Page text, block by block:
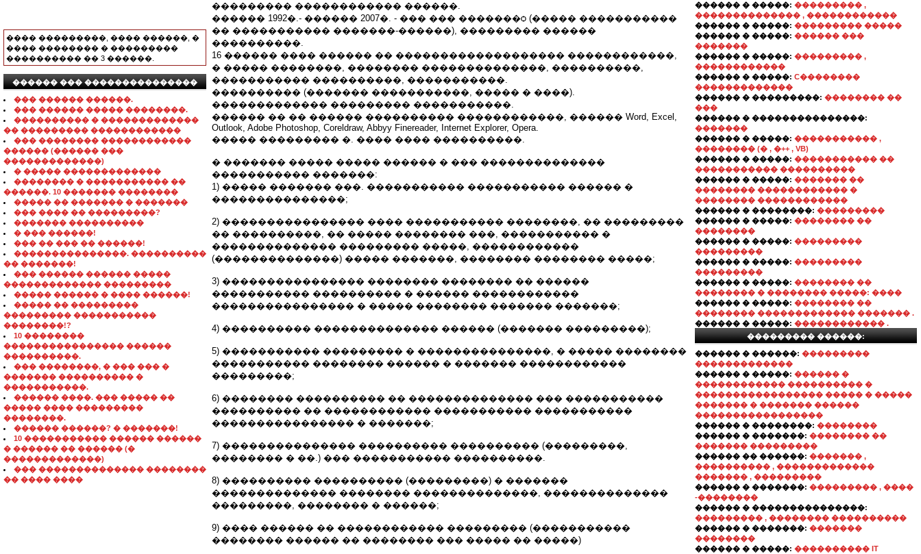
���� ���������, ���� ������, �
���� �������� � ���������
���������� �� 3 ������.
������ ��� ���������������
��� ������ ������.
��� ������ ����� ��������.
���������� � �������������
�� ��������� ������������
��� �������� ������������
������ (������ ���
�������������)
� ����� �������������
�������� � ����������� ��
������. 10 ������� ��������
����� �� ������� � �������
��� ���� �� ���������?
������� ����������
� ��� ������!
��� �� ��� �� ������!
���������������. ����������
�� �������!
��� ������ ������ �����
������������� ���������
����� ������ � ���� ������!
����� �� ���������
��������� �����������
��������!?
10 ��������
���������������� ������
����������.
��� ��������, � ��� ��� �
������� ���������� �
�����������.
������ ����. ��� ����� ��
����� ���� ���������
��������.
������ ������? � �������!
10 ����������� ������ ������
� ������ �� ������ (�
�������������)
��� �������������� ��������
�� ���� ����
��������� ������������ ������.
������ 1992�.- ������ 2007�. - ��� ��� �������ѻ (����� �����������
�� ����������� �������-������), ��������� ������
����������.
16 ������ ���� ������ �� ������������������� ������������,
� ����� ��������, �������� ��������������, ����������,
����������� ����������, �����������.
���������� (������� �����������, ����� � ����).
������������� ��������� �����������.
������ �� �� ������ ���������� ������������, ������ Word, Excel,
Outlook, Adobe Photoshop, Coreldraw, Abbyy Finereader, Internet Explorer, Opera.
����� ��������� �. ���� ���� ����������.
� ������� ����� ����� ������ � ��� ��������������
����������� �������:
1) ����� ������� ���. ����������� ����������� ������ �
���������������;
2) ���������������� ���� ����������� ��������, �� ���������
�� ����������, �� ����� �������� ���, ����������� �
�������������� ��������� �����, ������������
(��������������) ����� �������, �������� �������� �����;
3) ���������������� �������� �������� �� ������
����������� ���������� � ������ ������������
���������������� � ����� �������� ������� �������;
4) ���������� �������������� ������ (������� ���������);
5) ����������� ��������� � ���������������, � ����� ��������
����������� �������� ������ � ������� ������������
���������;
6) �������� ���������� �� �������������� ��� �����������
���������� �� ������������ ����������� �����������
���������������� � �������;
7) ��������������� ���������� ���������� (���������,
�������� � ��.) ��� ����������� ����������.
8) ���������� ���������� (���������) � �������
�������������� �������� ��������������, ��������������
���������, �������� � ������;
9) ���� ������ �� ������������ ��������� (�����������
�������� ������ �� �������� ��� ����� �� �����)
������ � �����: ��������� ,
�������������� , ������������
������ � �����: ��������� �����
������ � �����: ������ ���
�������
������ � �����: ��������� ,
������������
������ � �����: C��������
�������������
������ � ���������: �������� ��
���
������ � ���������������:
�������
������ � �����: ����������� ,
�������� (� , �++ , VB)
������ � �����: ����������� ��
����������� ����������
������ � �����: ������� ��
�������� ������������ �
�������� ������������
������ � ��������: ���������
������ � �����: �������� ��
��������
������ � �����: ���������
���������
������ � �����: ���������
���������
������ � �����: �������� ��
�������� � �������� �����: ����
������ � �����: �������� ��
�������� ������������� ������� .
������ � �����: ������������ .
��������� ������:
������ � ������: ���������
�������������
������ � �����: ������ �
������������ ���������� �
����������������� ����� � �����
������� � ������� ������
�����������������
������ � ��������: ��������
������ � �������: �������� ��
������� ���������
������ �� ������: ������� ,
���������� , �������������
������� , ���������
������ � �������: ��������� , ����
-��������
������ � ���������������:
��������� , �������� ����������
������ � �������: �������
��������
������ � �����: ���������� IT